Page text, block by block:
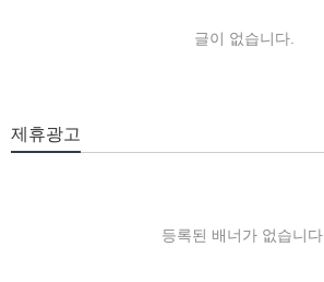
글이 없습니다.
제휴광고
등록된 배너가 없습니다.